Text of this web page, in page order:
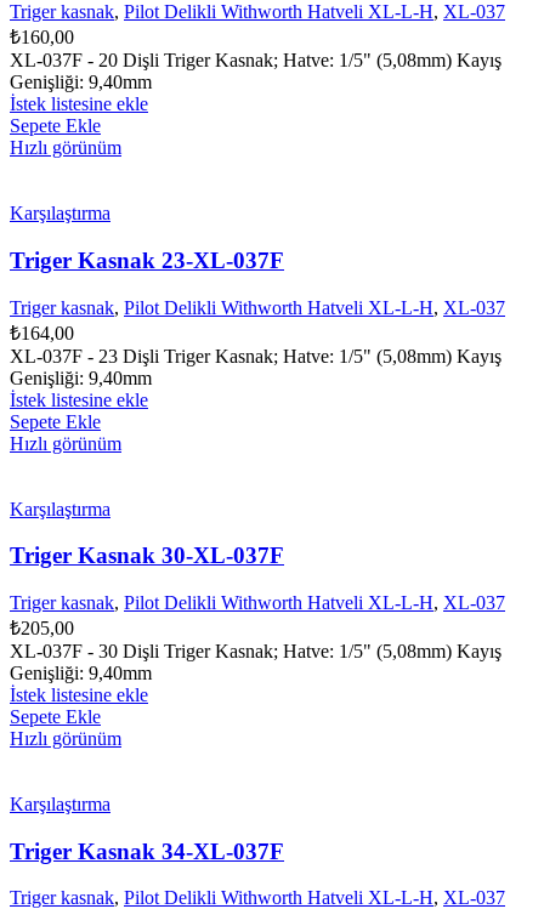
Triger kasnak, Pilot Delikli Withworth Hatveli XL-L-H, XL-037
₺160,00
XL-037F - 20 Dişli Triger Kasnak; Hatve: 1/5" (5,08mm) Kayış
Genişliği: 9,40mm
İstek listesine ekle
Sepete Ekle
Hızlı görünüm
Karşılaştırma
Triger Kasnak 23-XL-037F
Triger kasnak, Pilot Delikli Withworth Hatveli XL-L-H, XL-037
₺164,00
XL-037F - 23 Dişli Triger Kasnak; Hatve: 1/5" (5,08mm) Kayış
Genişliği: 9,40mm
İstek listesine ekle
Sepete Ekle
Hızlı görünüm
Karşılaştırma
Triger Kasnak 30-XL-037F
Triger kasnak, Pilot Delikli Withworth Hatveli XL-L-H, XL-037
₺205,00
XL-037F - 30 Dişli Triger Kasnak; Hatve: 1/5" (5,08mm) Kayış
Genişliği: 9,40mm
İstek listesine ekle
Sepete Ekle
Hızlı görünüm
Karşılaştırma
Triger Kasnak 34-XL-037F
Triger kasnak, Pilot Delikli Withworth Hatveli XL-L-H, XL-037